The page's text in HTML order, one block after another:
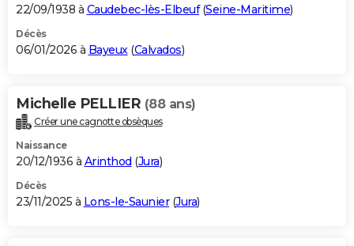
22/09/1938 à Caudebec-lès-Elbeuf(Seine-Maritime)
Décès
06/01/2026 à Bayeux (Calvados)
Michelle PELLIER (88 ans)
Créer une cagnotte obsèques
Naissance
20/12/1936 à Arinthod (Jura)
Décès
23/11/2025 à Lons-le-Saunier(Jura)